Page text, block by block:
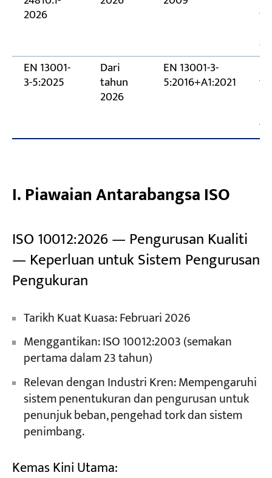
2026
EN 13001-
3-5:2025
Dari
tahun
2026
EN 13001-3-
5:2016+A1:2021
I. Piawaian Antarabangsa ISO
ISO 10012:2026 — Pengurusan Kualiti
— Keperluan untuk Sistem Pengurusan
Pengukuran
Tarikh Kuat Kuasa: Februari 2026
Menggantikan: ISO 10012:2003 (semakan
pertama dalam 23 tahun)
Relevan dengan Industri Kren: Mempengaruhi
sistem penentukuran dan pengurusan untuk
penunjuk beban, pengehad tork dan sistem
penimbang.
Kemas Kini Utama: